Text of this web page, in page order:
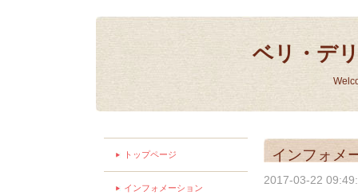
ベリ・デ
インフォメ
2017-03-22
トップページ
インフォメーション